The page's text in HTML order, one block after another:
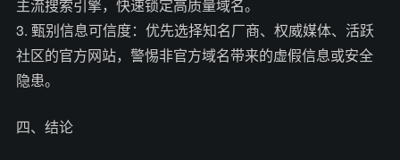
主流搜索引擎，快速锁定高质量域名。
3. 甄别信息可信度：优先选择知名厂商、权威媒体、活跃
社区的官方网站，警惕非官方域名带来的虚假信息或安全
隐患。
四、结论